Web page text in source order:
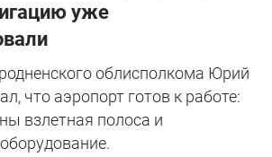
уже
облисполкома Юрий
что аэропорт готов к работе:
взлетная полоса и